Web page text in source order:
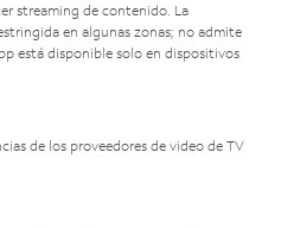
streaming de contenido. La
en algunas zonas; no admite
está disponible solo en dispositivos
de los proveedores de video de TV